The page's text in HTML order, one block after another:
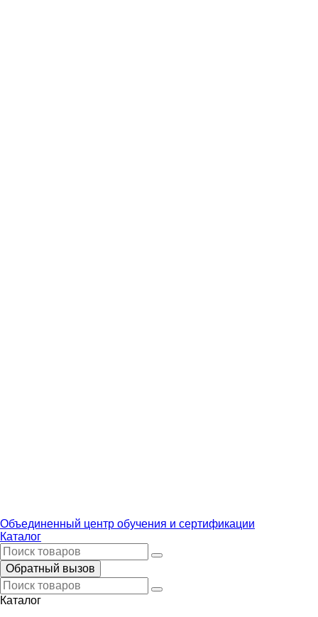
Объединенный центр обучения и сертификации
Каталог
Обратный вызов
Каталог